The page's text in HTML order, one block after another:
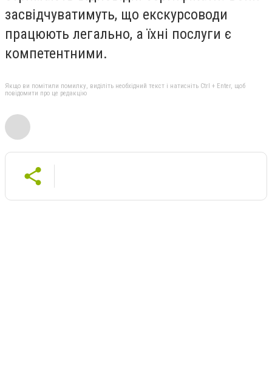
засвідчуватимуть, що екскурсоводи
працюють легально, а їхні послуги є
компетентними.
Якщо ви помітили помилку, виділіть необхідний текст і натисніть Ctrl + Enter, щоб
повідомити про це редакцію